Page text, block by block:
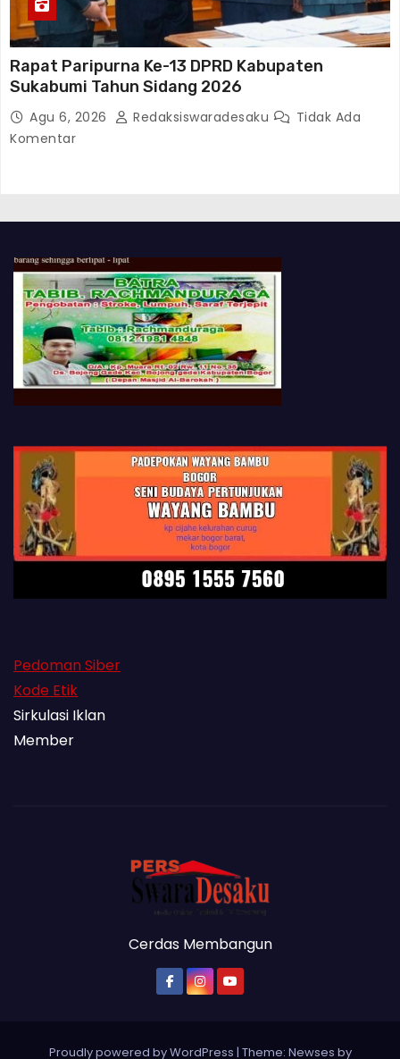
Rapat Paripurna Ke-13 DPRD Kabupaten
Sukabumi Tahun Sidang 2026
Agu 6, 2026 Redaksiswaradesaku
Tidak Ada
Komentar
Pedoman Siber
Kode Etik
Sirkulasi Iklan
Member
Cerdas Membangun
Proudly powered by WordPress | Theme: Newses by